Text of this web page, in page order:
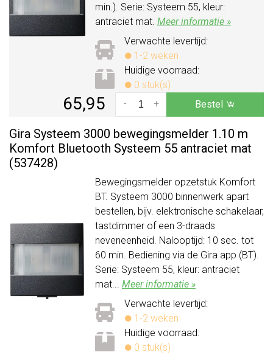
min.). Serie: Systeem 55, kleur:
antraciet mat. Meer informatie »
Verwachte levertijd:
1-2 weken
Huidige voorraad:
0 stuk(s)
65,95 +
- Bestel
Gira Systeem 3000 bewegingsmelder 1.10 m
Komfort Bluetooth Systeem 55 antraciet mat
(537428)
Bewegingsmelder opzetstuk Komfort
BT. Systeem 3000 binnenwerk apart
bestellen, bijv. elektronische schakelaar,
tastdimmer of een 3-draads
neveneenheid. Nalooptijd: 10 sec. tot
60 min. Bediening via de Gira app (BT).
Serie: Systeem 55, kleur: antraciet
mat... Meer informatie »
Verwachte levertijd:
1-2 weken
Huidige voorraad:
0 stuk(s)